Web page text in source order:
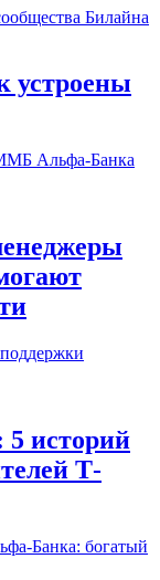
устроены
историй
Т-